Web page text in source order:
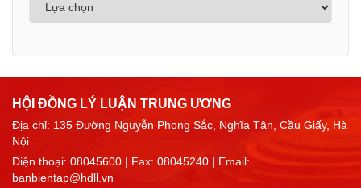
HỘI ĐỒNG LÝ LUẬN TRUNG ƯƠNG
Địa chỉ: 135 Đường Nguyễn Phong Sắc, Nghĩa Tân, Cầu Giấy, Hà
Nội
Điện thoại: 08045600 | Fax: 08045240 | Email:
banbientap@hdll.vn